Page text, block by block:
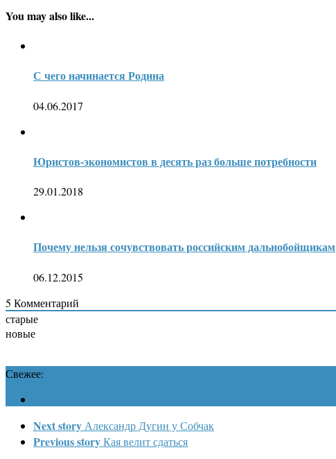
You may also like...
С чего начинается Родина
04.06.2017
Юристов-экономистов в десять раз больше потребности
29.01.2018
Почему нельзя сочувствовать российским дальнобойщикам
06.12.2015
5 Комментарий
старые
новые
Свежее:
Next story Александр Дугин у Собчак
Previous storyКая велит сдаться